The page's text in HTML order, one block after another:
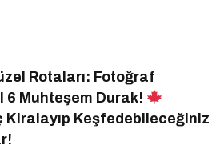
Rotaları: Fotoğraf
6 Muhteşem Durak!
Kiralayıp Keşfedebileceğiniz